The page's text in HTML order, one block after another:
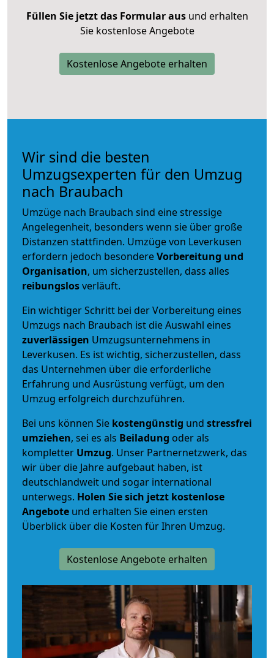
Füllen Sie jetzt das Formular ausund erhalten
Sie kostenlose Angebote
Kostenlose Angebote erhalten
Wir sind die besten
Umzugsexperten für den Umzug
nach Braubach
Umzüge nach Braubach sind eine stressige
Angelegenheit, besonders wenn sie über große
Distanzen stattfinden. Umzüge von Leverkusen
erfordern jedoch besondereVorbereitung und
Organisation, um sicherzustellen, dass alles
reibungslosverläuft.
Ein wichtiger Schritt bei der Vorbereitung eines
Umzugs nach Braubach ist die Auswahl eines
zuverlässigen Umzugsunternehmens in
Leverkusen. Es ist wichtig, sicherzustellen, dass
das Unternehmen über die erforderliche
Erfahrung und Ausrüstung verfügt, um den
Umzug erfolgreich durchzuführen.
Bei uns können Sie kostengünstig und stressfrei
umziehen, sei es als Beiladung oder als
kompletter Umzug. Unser Partnernetzwerk, das
wir über die Jahre aufgebaut haben, ist
deutschlandweit und sogar international
unterwegs. Holen Sie sich jetzt kostenlose
Angebote und erhalten Sie einen ersten
Überblick über die Kosten für Ihren Umzug.
Kostenlose Angebote erhalten